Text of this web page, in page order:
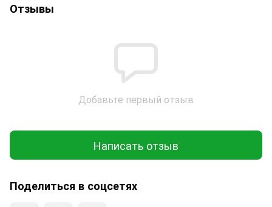
Отзывы
Добавьте первый отзыв
Написать отзыв
Поделиться в соцсетях